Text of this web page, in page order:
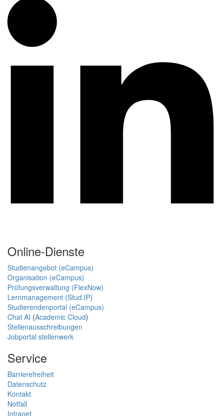
Online-Dienste
Studienangebot (eCampus)
Organisation (eCampus)
Prüfungsverwaltung (FlexNow)
Lernmanagement (Stud.IP)
Studierendenportal (eCampus)
Chat AI (Academic Cloud)
Stellenausschreibungen
Jobportal stellenwerk
Service
Barrierefreiheit
Datenschutz
Kontakt
Notfall
Intranet